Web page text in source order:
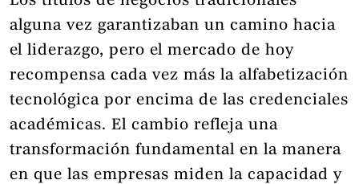
alguna vez garantizaban un camino hacia
el liderazgo, pero el mercado de hoy
recompensa cada vez más la alfabetización
tecnológica por encima de las credenciales
académicas. El cambio refleja una
transformación fundamental en la manera
en que las empresas miden la capacidad y